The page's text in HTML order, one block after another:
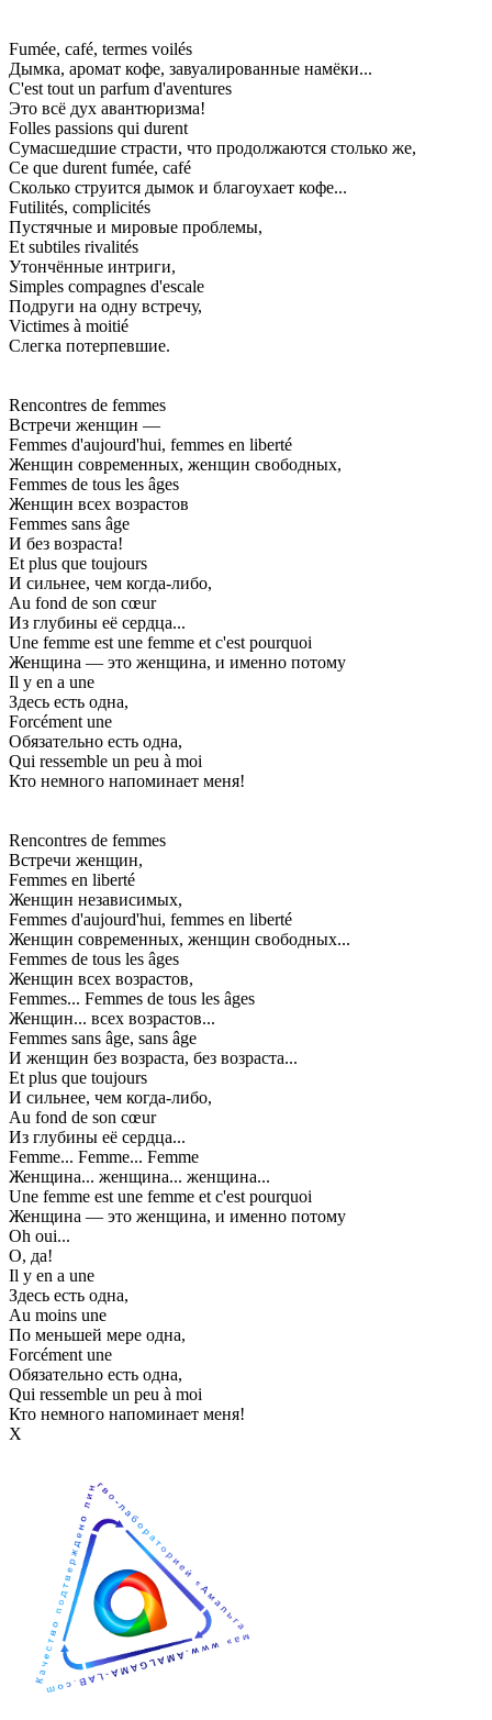
Fumée, café, termes voilés
Дымка, аромат кофе, завуалированные намёки...
C'est tout un parfum d'aventures
Это всё дух авантюризма!
Folles passions qui durent
Сумасшедшие страсти, что продолжаются столько же,
Ce que durent fumée, café
Сколько струится дымок и благоухает кофе...
Futilités, complicités
Пустячные и мировые проблемы,
Et subtiles rivalités
Утончённые интриги,
Simples compagnes d'escale
Подруги на одну встречу,
Victimes à moitié
Слегка потерпевшие.
Rencontres de femmes
Встречи женщин —
Femmes d'aujourd'hui, femmes en liberté
Женщин современных, женщин свободных,
Femmes de tous les âges
Женщин всех возрастов
Femmes sans âge
И без возраста!
Et plus que toujours
И сильнее, чем когда-либо,
Au fond de son cœur
Из глубины её сердца...
Une femme est une femme et c'est pourquoi
Женщина — это женщина, и именно потому
Il y en a une
Здесь есть одна,
Forcément une
Обязательно есть одна,
Qui ressemble un peu à moi
Кто немного напоминает меня!
Rencontres de femmes
Встречи женщин,
Femmes en liberté
Женщин независимых,
Femmes d'aujourd'hui, femmes en liberté
Женщин современных, женщин свободных...
Femmes de tous les âges
Женщин всех возрастов,
Femmes... Femmes de tous les âges
Женщин... всех возрастов...
Femmes sans âge, sans âge
И женщин без возраста, без возраста...
Et plus que toujours
И сильнее, чем когда-либо,
Au fond de son cœur
Из глубины её сердца...
Femme... Femme... Femme
Женщина... женщина... женщина...
Une femme est une femme et c'est pourquoi
Женщина — это женщина, и именно потому
Oh oui...
О, да!
Il y en a une
Здесь есть одна,
Au moins une
По меньшей мере одна,
Forcément une
Обязательно есть одна,
Qui ressemble un peu à moi
Кто немного напоминает меня!
Х